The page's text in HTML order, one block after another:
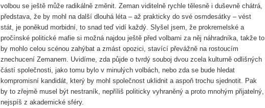
volbou se ještě může radikálně změnit. Zeman viditelně rychle tělesně i duševně chátrá,
představa, že by mohl na další dlouhá léta – až prakticky do své osmdesátky – vést
stát, je poněkud morbidní, to snad teď vidí každý. Slyšel jsem, že prokremelské a
pročínské politické mafie si možná najdou ještě před volbami za něj náhradníka, takže to
by mohlo celou scénou zahýbat a zmást opozici, stavící převážně na rostoucím
znechucení Zemanem. Uvidíme, zda půjde o tvrdý souboj dvou zcela kulturně odlišných
částí společnosti, jako tomu bylo v minulých volbách, nebo zda se bude hledat
kompromisní kandidát, který by mohl společnost uklidnit a aspoň trochu sjednotit. Pak
by to zřejmě musel být nestraník, nepříliš politicky vyhraněný a proto mnohým přijatelný,
nejspíš z akademické sféry.